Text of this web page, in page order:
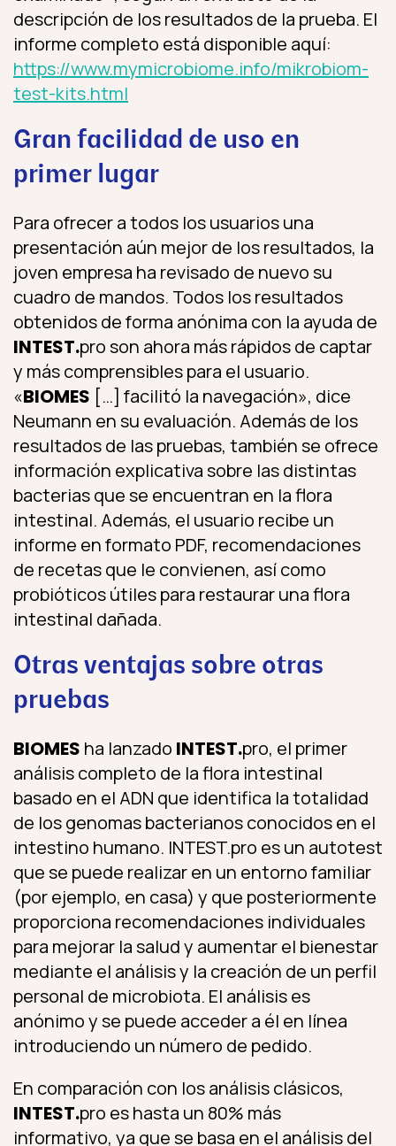
descripción de los resultados de la prueba. El
informe completo está disponible aquí:
https://www.mymicrobiome.info/mikrobiom-
test-kits.html
Gran facilidad de uso en
primer lugar
Para ofrecer a todos los usuarios una
presentación aún mejor de los resultados, la
joven empresa ha revisado de nuevo su
cuadro de mandos. Todos los resultados
obtenidos de forma anónima con la ayuda de
INTEST.pro son ahora más rápidos de captar
y más comprensibles para el usuario.
«BIOMES […] facilitó la navegación», dice
Neumann en su evaluación. Además de los
resultados de las pruebas, también se ofrece
información explicativa sobre las distintas
bacterias que se encuentran en la flora
intestinal. Además, el usuario recibe un
informe en formato PDF, recomendaciones
de recetas que le convienen, así como
probióticos útiles para restaurar una flora
intestinal dañada.
Otras ventajas sobre otras
pruebas
BIOMES ha lanzado INTEST.pro, el primer
análisis completo de la flora intestinal
basado en el ADN que identifica la totalidad
de los genomas bacterianos conocidos en el
intestino humano. INTEST.pro es un autotest
que se puede realizar en un entorno familiar
(por ejemplo, en casa) y que posteriormente
proporciona recomendaciones individuales
para mejorar la salud y aumentar el bienestar
mediante el análisis y la creación de un perfil
personal de microbiota. El análisis es
anónimo y se puede acceder a él en línea
introduciendo un número de pedido.
En comparación con los análisis clásicos,
INTEST.pro es hasta un 80% más
informativo, ya que se basa en el análisis del